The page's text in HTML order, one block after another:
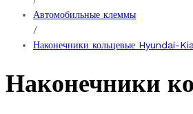
Автомобильные клеммы
/
Наконечники кольцевые Hyundai-
Наконечники